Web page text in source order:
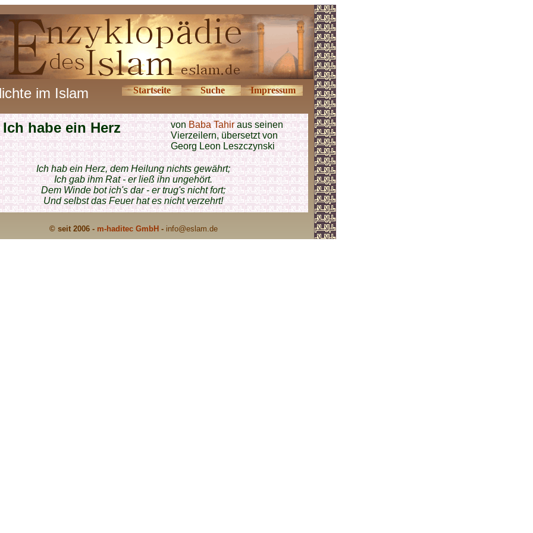
im Islam Startseite Suche Impressum
Ich habe ein Herz vonBaba Tahiraus seinen
Vierzeilern, übersetzt von
Georg Leon Leszczynski
Ich hab ein Herz, dem Heilung nichts gewährt;
Ich gab ihm Rat - er ließ ihn ungehört.
Dem Winde bot ich's dar - er trug's nicht fort;
Und selbst das Feuer hat es nicht verzehrt!
© seit 2006 - m-haditec GmbH - info@eslam.de